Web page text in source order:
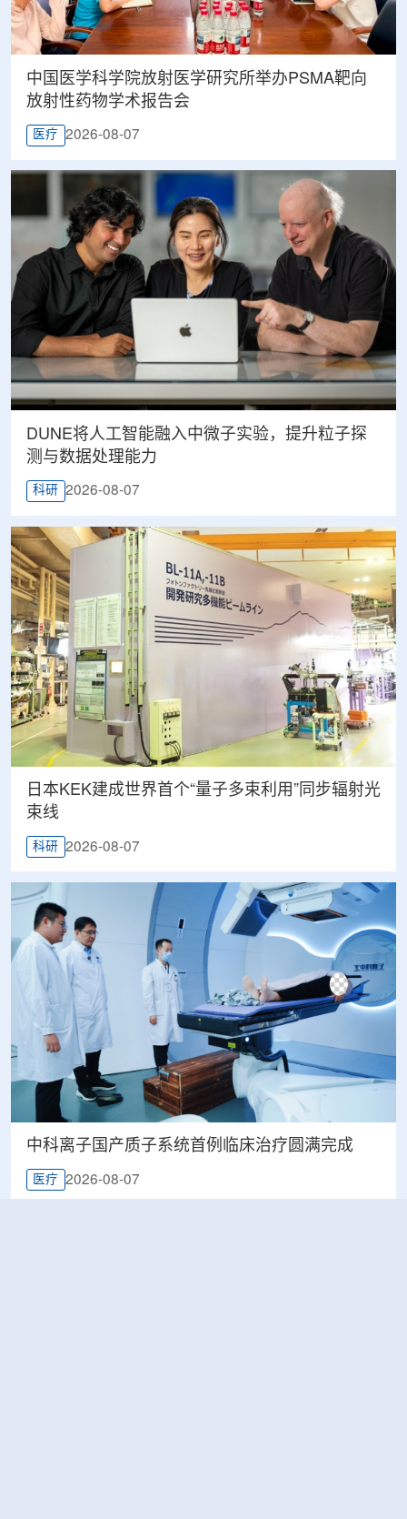
中国医学科学院放射医学研究所举办PSMA靶向
放射性药物学术报告会
医疗 2026-08-07
DUNE将人工智能融入中微子实验，提升粒子探
测与数据处理能力
科研 2026-08-07
日本KEK建成世界首个“量子多束利用”同步辐射光
束线
科研 2026-08-07
中科离子国产质子系统首例临床治疗圆满完成
医疗 2026-08-07